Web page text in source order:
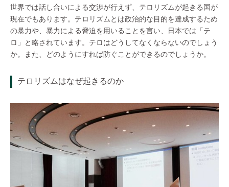
世界では話し合いによる交渉が行えず、テロリズムが起きる国が
現在でもあります。テロリズムとは政治的な目的を達成するため
の暴力や、暴力による脅迫を用いることを言い、日本では「テ
ロ」と略されています。テロはどうしてなくならないのでしょう
か。また、どのようにすれば防ぐことができるのでしょうか。
テロリズムはなぜ起きるのか